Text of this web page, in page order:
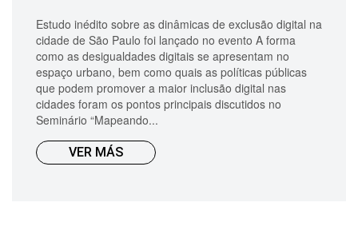
Estudo inédito sobre as dinâmicas de exclusão digital na
cidade de São Paulo foi lançado no evento A forma
como as desigualdades digitais se apresentam no
espaço urbano, bem como quais as políticas públicas
que podem promover a maior inclusão digital nas
cidades foram os pontos principais discutidos no
Seminário “Mapeando...
VER MÁS